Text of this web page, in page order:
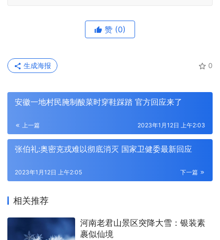
赞 (0)
0
生成海报
安徽一地村民腌制酸菜时穿鞋踩踏 官方回应来了
上一篇 2023年1月12日 上午2:03
张伯礼:奥密克戎难以彻底消灭 国家卫健委最新回应
下一篇
2023年1月12日 上午2:05
相关推荐
河南老君山景区突降大雪：银装素
裹似仙境